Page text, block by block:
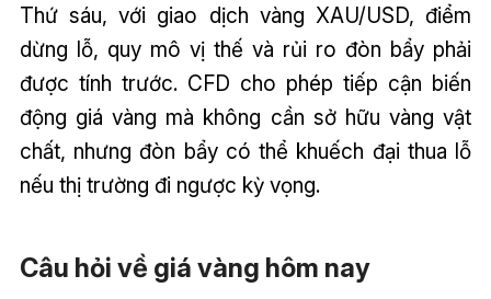
Thứ sáu, với giao dịch vàng XAU/USD, điểm
dừng lỗ, quy mô vị thế và rủi ro đòn bẩy phải
được tính trước. CFD cho phép tiếp cận biến
động giá vàng mà không cần sở hữu vàng vật
chất, nhưng đòn bẩy có thể khuếch đại thua lỗ
nếu thị trường đi ngược kỳ vọng.
Câu hỏi về giá vàng hôm nay